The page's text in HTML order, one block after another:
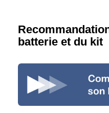
batterie et du kit